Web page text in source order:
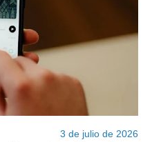
3 de julio de 2026